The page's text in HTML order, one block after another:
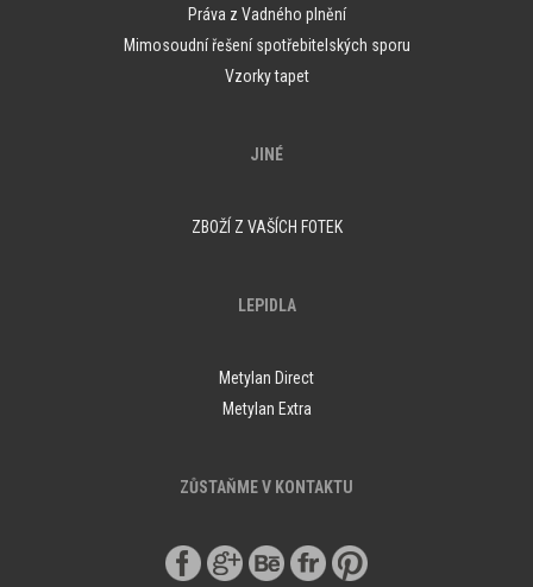
Práva z Vadného plnění
Mimosoudní řešení spotřebitelských sporu
Vzorky tapet
JINÉ
ZBOŽÍ Z VAŠÍCH FOTEK
LEPIDLA
Metylan Direct
Metylan Extra
ZŮSTAŇME V KONTAKTU